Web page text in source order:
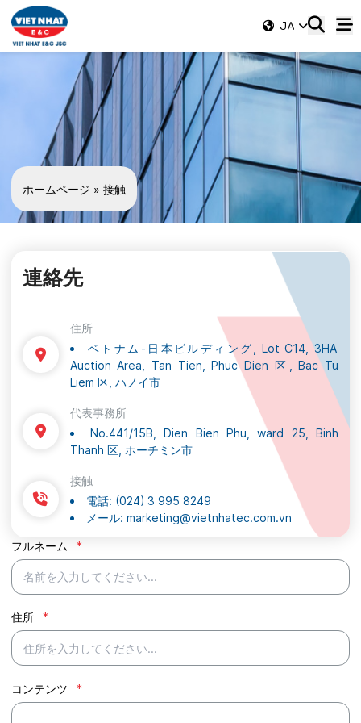
JA
ホームページ » 接触
連絡先
住所
ベトナム-日本ビルディング, Lot C14, 3HA
Auction Area, Tan Tien, Phuc Dien 区, Bac Tu
Liem 区, ハノイ市
代表事務所
No.441/15B, Dien Bien Phu, ward 25, Binh
Thanh 区, ホーチミン市
接触
電話: (024) 3 995 8249
メール: marketing@vietnhatec.com.vn
フルネーム *
住所 *
コンテンツ *